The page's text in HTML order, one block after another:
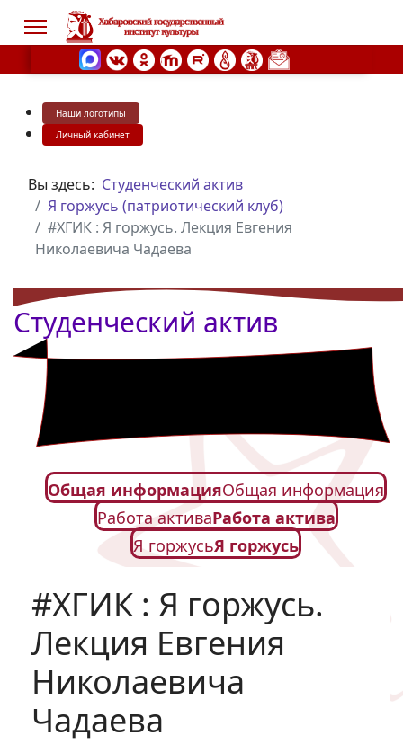
Наши логотипы
Личный кабинет
Вы здесь: Студенческий актив
Я горжусь (патриотический клуб)
#ХГИК : Я горжусь. Лекция Евгения
Николаевича Чадаева
Студенческий актив
Общая информацияОбщая информация
Работа активаРабота актива
Я горжусьЯ горжусь
#ХГИК : Я горжусь.
Лекция Евгения
Николаевича
Чадаева